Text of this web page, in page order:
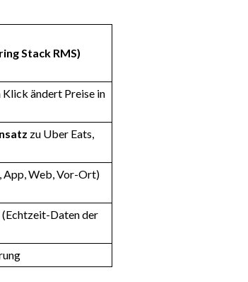
Stack RMS)
Klick ändert Preise in
zu Uber Eats,
App, Web, Vor-Ort)
(Echtzeit-Daten der